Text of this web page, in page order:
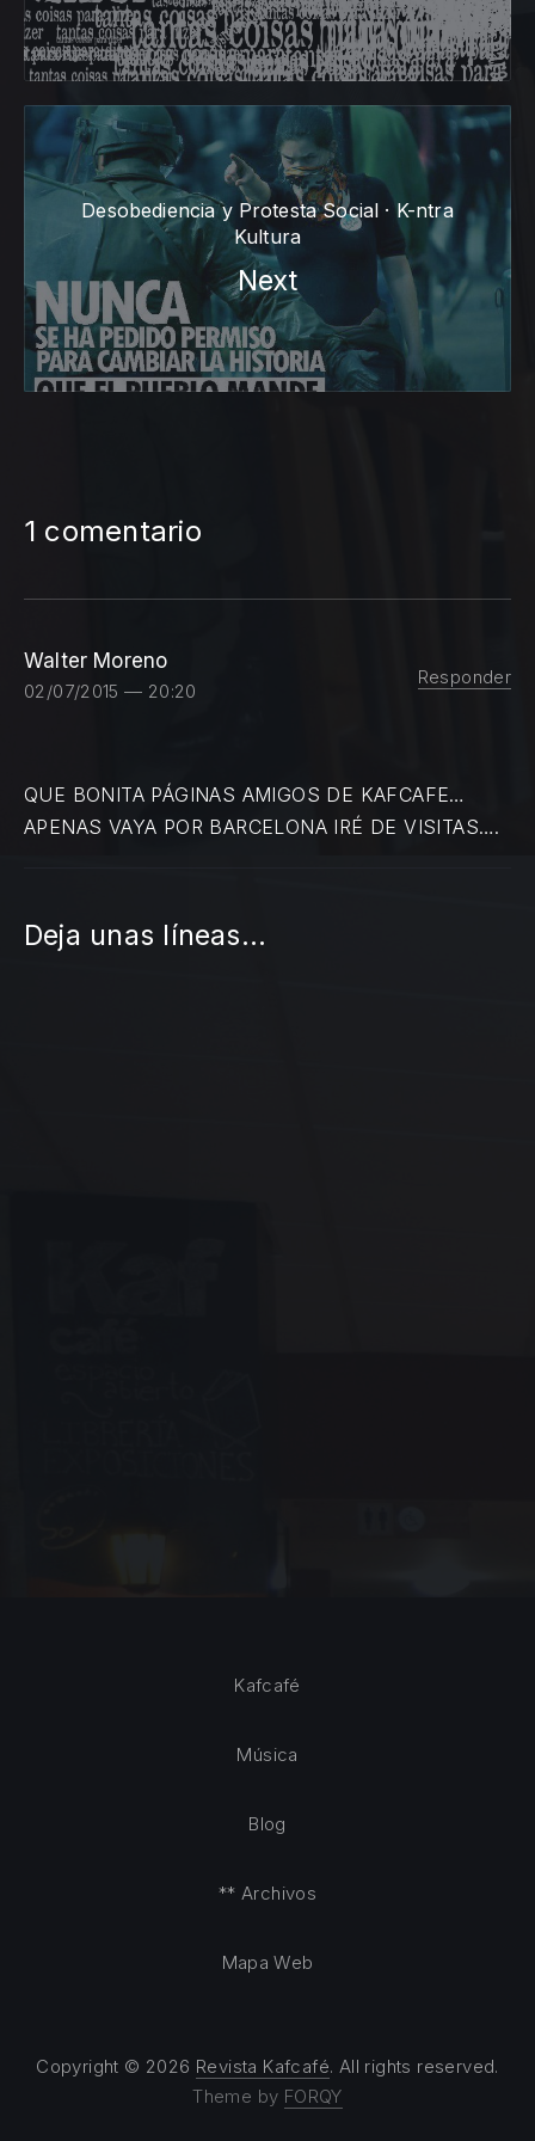
Desobediencia y Protesta Social · K-ntra
Kultura
Next
1 comentario
Walter Moreno
02/07/2015 — 20:20
Responder
QUE BONITA PÁGINAS AMIGOS DE KAFCAFE…
APENAS VAYA POR BARCELONA IRÉ DE VISITAS….
Deja unas líneas...
Copyright © 2026 Revista Kafcafé. All rights reserved.
Theme by FORQY
Kafcafé
Música
Blog
** Archivos
Mapa Web